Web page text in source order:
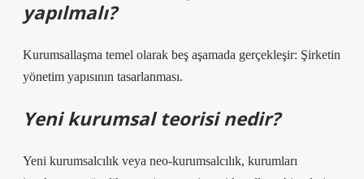
yapılmalı?
Kurumsallaşma temel olarak beş aşamada gerçekleşir: Şirketin
yönetim yapısının tasarlanması.
Yeni kurumsal teorisi nedir?
Yeni kurumsalcılık veya neo-kurumsalcılık, kurumları